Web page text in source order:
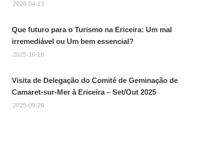
2026-04-13
Que futuro para o Turismo na Ericeira: Um mal
irremediável ou Um bem essencial?
2025-10-28
Visita de Delegação do Comité de Geminação de
Camaret-sur-Mer à Ericeira – Set/Out 2025
2025-09-29